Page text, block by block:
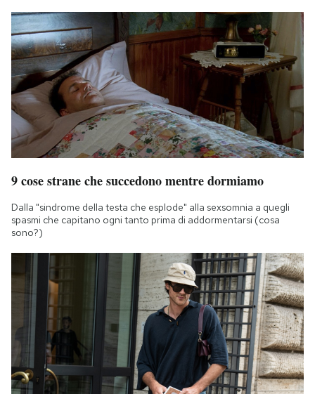
9 cose strane che succedono mentre dormiamo
Dalla "sindrome della testa che esplode" alla sexsomnia a quegli
spasmi che capitano ogni tanto prima di addormentarsi (cosa
sono?)